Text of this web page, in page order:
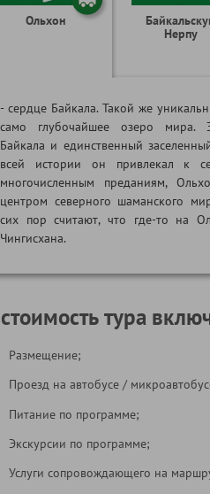
Ольхон
Нерпу
- сердце Байкала. Такой же
само глубочайшее озеро мира.
Байкала и единственный
всей истории он привлекал к
многочисленным преданиям,
центром северного шаманского
сих пор считают, что где-то на
Чингисхана.
тура
Размещение;
Проезд на автобусе /
Питание по программе;
Экскурсии по программе;
Услуги сопровождающего на